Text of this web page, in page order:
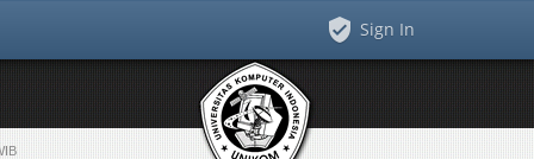
Sign In